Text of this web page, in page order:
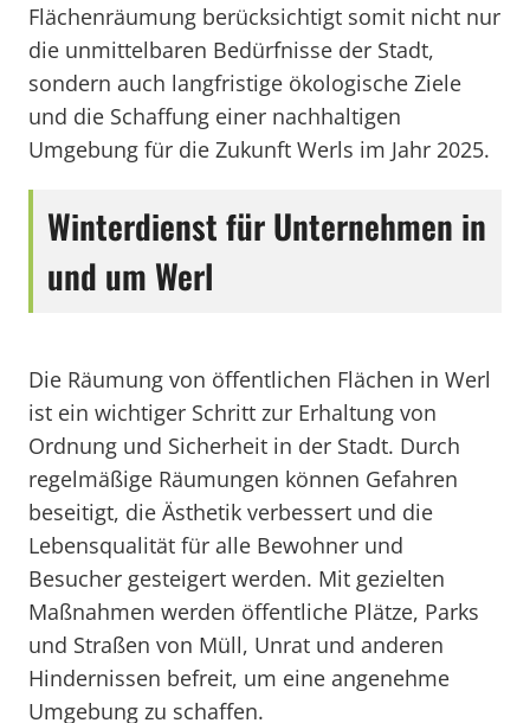
Flächenräumung berücksichtigt somit nicht nur
die unmittelbaren Bedürfnisse der Stadt,
sondern auch langfristige ökologische Ziele
und die Schaffung einer nachhaltigen
Umgebung für die Zukunft Werls im Jahr 2025.
Winterdienst für Unternehmen in
und um Werl
Die Räumung von öffentlichen Flächen in Werl
ist ein wichtiger Schritt zur Erhaltung von
Ordnung und Sicherheit in der Stadt. Durch
regelmäßige Räumungen können Gefahren
beseitigt, die Ästhetik verbessert und die
Lebensqualität für alle Bewohner und
Besucher gesteigert werden. Mit gezielten
Maßnahmen werden öffentliche Plätze, Parks
und Straßen von Müll, Unrat und anderen
Hindernissen befreit, um eine angenehme
Umgebung zu schaffen.